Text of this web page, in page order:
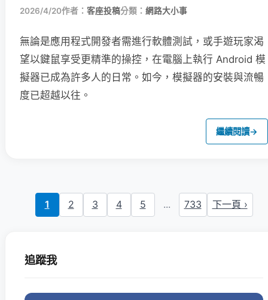
2026/4/20作者： 客座投稿分類： 網路大小事
無論是應用程式開發者需進行軟體測試，或手遊玩家渴
望以鍵鼠享受更精準的操控，在電腦上執行 Android 模
擬器已成為許多人的日常。如今，模擬器的安裝與流暢
度已超越以往。
繼續閱讀→
1 2 3 4 5 ... 733 下一頁 ›
追蹤我